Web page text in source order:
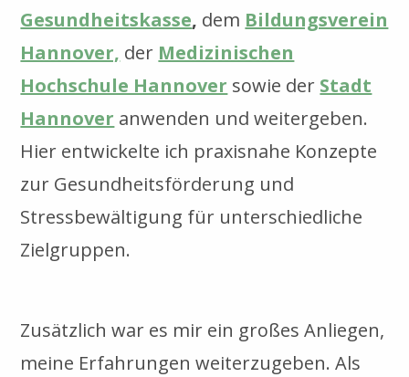
Gesundheitskasse, dem Bildungsverein
Hannover, der Medizinischen
Hochschule Hannover sowie der Stadt
Hannover anwenden und weitergeben.
Hier entwickelte ich praxisnahe Konzepte
zur Gesundheitsförderung und
Stressbewältigung für unterschiedliche
Zielgruppen.
Zusätzlich war es mir ein großes Anliegen,
meine Erfahrungen weiterzugeben. Als